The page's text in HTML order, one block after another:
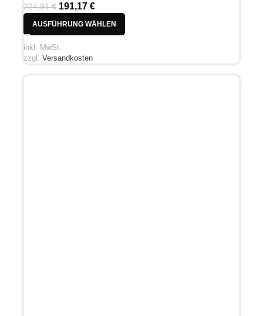
224,91€ 191,17 €
AUSFÜHRUNG WÄHLEN
inkl. MwSt.
zzgl. Versandkosten